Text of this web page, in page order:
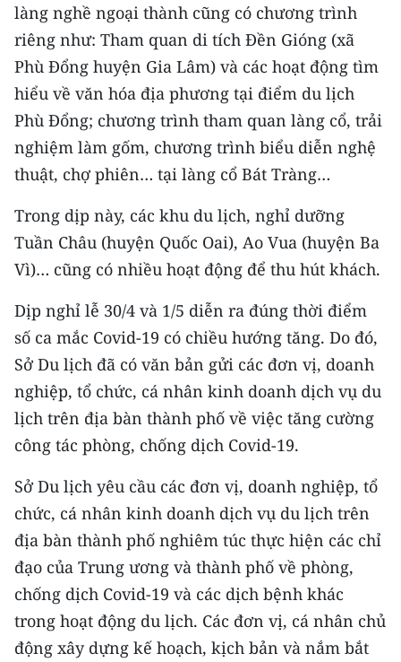
TIN MỚI
TIN ĐỊA PHƯƠNG
Trung du và miền núi phía Bắc
Đồng bằng sông Hồng
Bắc Trung Bộ
Duyên hải Nam Trung Bộ và Tây
Nguyên
Đông Nam Bộ
Đồng bằng sông Cửu Long
Chuyên trang Hà Nội
Chuyên trang TP. Hồ Chí Minh
CHUYÊN ĐỀ
CÁC CHUYÊN TRANG
VỀ BÁO NHÂN DÂN
THỜI NAY
NHÂN DÂN CUỐI TUẦN
làng nghề ngoại thành cũng có chương trình
riêng như: Tham quan di tích Đền Gióng (xã
Phù Đổng huyện Gia Lâm) và các hoạt động tìm
hiểu về văn hóa địa phương tại điểm du lịch
Phù Đổng; chương trình tham quan làng cổ, trải
nghiệm làm gốm, chương trình biểu diễn nghệ
thuật, chợ phiên… tại làng cổ Bát Tràng…
Trong dịp này, các khu du lịch, nghỉ dưỡng
Tuần Châu (huyện Quốc Oai), Ao Vua (huyện Ba
Vì)… cũng có nhiều hoạt động để thu hút khách.
Dịp nghỉ lễ 30/4 và 1/5 diễn ra đúng thời điểm
số ca mắc Covid-19 có chiều hướng tăng. Do đó,
Sở Du lịch đã có văn bản gửi các đơn vị, doanh
nghiệp, tổ chức, cá nhân kinh doanh dịch vụ du
lịch trên địa bàn thành phố về việc tăng cường
công tác phòng, chống dịch Covid-19.
Sở Du lịch yêu cầu các đơn vị, doanh nghiệp, tổ
chức, cá nhân kinh doanh dịch vụ du lịch trên
địa bàn thành phố nghiêm túc thực hiện các chỉ
đạo của Trung ương và thành phố về phòng,
chống dịch Covid-19 và các dịch bệnh khác
trong hoạt động du lịch. Các đơn vị, cá nhân chủ
động xây dựng kế hoạch, kịch bản và nắm bắt